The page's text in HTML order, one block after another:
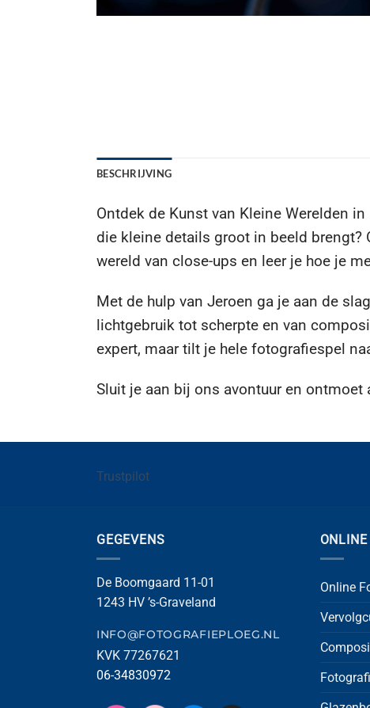
BESCHRIJVING
Ontdek de Kunst van Kleine Werelden
die kleine details groot in beeld
wereld van close-ups en leer je hoe je
Met de hulp van Jeroen ga je aan de
lichtgebruik tot scherpte en van
expert, maar tilt je hele fotografiespel
Sluit je aan bij ons avontuur en
Trustpilot
GEGEVENS
De Boomgaard 11-01
1243 HV ’s-Graveland
INFO@FOTOGRAFIEPLOEG.NL
KVK 77267621
06-34830972
Online